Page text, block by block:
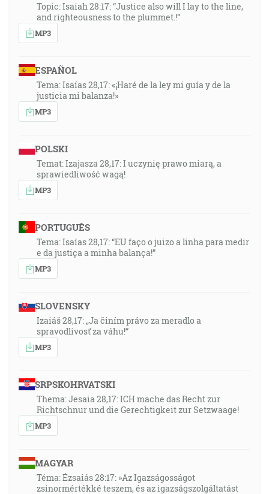
Topic: Isaiah 28:17: “Justice also will I lay to the line,
and righteousness to the plummet.!”
MP3
ESPAÑOL
Tema: Isaías 28,17: «¡Haré de la ley mi guía y de la
justicia mi balanza!»
MP3
POLSKI
Temat: Izajasza 28,17: I uczynię prawo miarą, a
sprawiedliwość wagą!
MP3
PORTUGUÊS
Tema: Isaías 28,17: “EU faço o juizo a linha para medir
e da justiça a minha balança!”
MP3
SLOVENSKY
Izaiáš 28,17: „Ja činím právo za meradlo a
spravodlivosť za váhu!“
MP3
SRPSKOHRVATSKI
Thema: Jesaia 28,17: ICH mache das Recht zur
Richtschnur und die Gerechtigkeit zur Setzwaage!
MP3
MAGYAR
Téma: Ézsaiás 28:17: »Az Igazságosságot
zsinormértékké teszem, és az igazságszolgáltatást